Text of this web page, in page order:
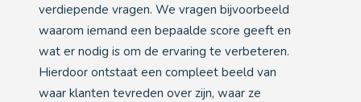
verdiepende vragen. We vragen bijvoorbeeld
waarom iemand een bepaalde score geeft en
wat er nodig is om de ervaring te verbeteren.
Hierdoor ontstaat een compleet beeld van
waar klanten tevreden over zijn, waar ze